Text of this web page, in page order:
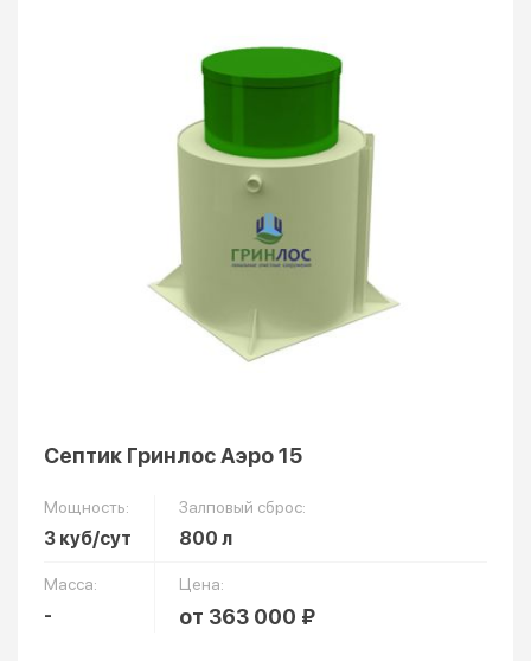
Септик Гринлос Аэро 15
Мощность:
3 куб/сут
Залповый сброс:
800 л
Масса:
-
Цена:
от 363 000 ₽